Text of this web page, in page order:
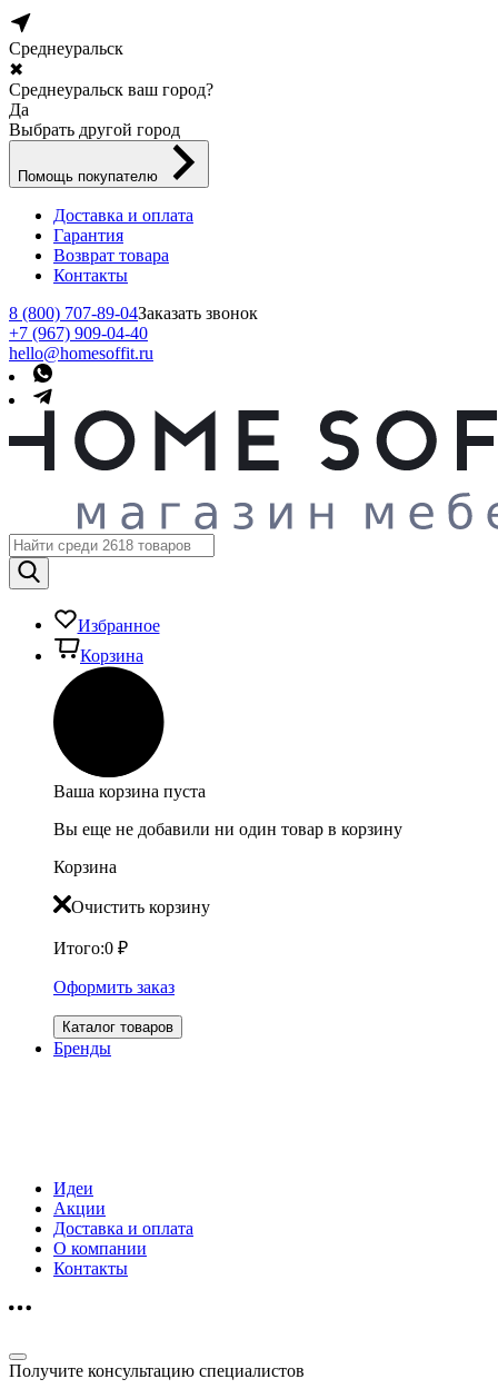
Среднеуральск
✖
Среднеуральск ваш город?
Да
Выбрать другой город
Помощь покупателю
Доставка и оплата
Гарантия
Возврат товара
Контакты
8 (800) 707-89-04Заказать звонок
+7 (967) 909-04-40
hello@homesoffit.ru
Избранное
Корзина
Ваша корзина пуста
Вы еще не добавили ни один товар в корзину
Корзина
Очистить корзину
Итого:0 ₽
Оформить заказ
Каталог товаров
Бренды
Идеи
Акции
Доставка и оплата
О компании
Контакты
Получите консультацию специалистов